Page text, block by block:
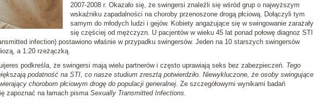
2007-2008 r. Okazało się, że swingersi znaleźli się wśród grup o najwyższym
wskaźniku zapadalności na choroby przenoszone drogą płciową. Dołączyli tym
samym do młodych ludzi i gejów. Kobiety angażujące się w swingowanie zarażały
się częściej od mężczyzn. U pacjentów w wieku 45 lat ponad połowę diagnoz STI
infection) postawiono właśnie w przypadku swingersów. Jeden na 10 starszych swingersów
a 1:20 rzeżączką.
podkreśla, że swingersi mają wielu partnerów i często uprawiają seks bez zabezpieczeń. Tego
podatność na STI, co nasze studium zresztą potwierdziło. Niewykluczone, że osoby swingujące
chorobom płciowym drogę do populacji generalnej. Ze szczegółowymi wynikami badań
zapoznać na łamach pisma Sexually Transmitted Infections.